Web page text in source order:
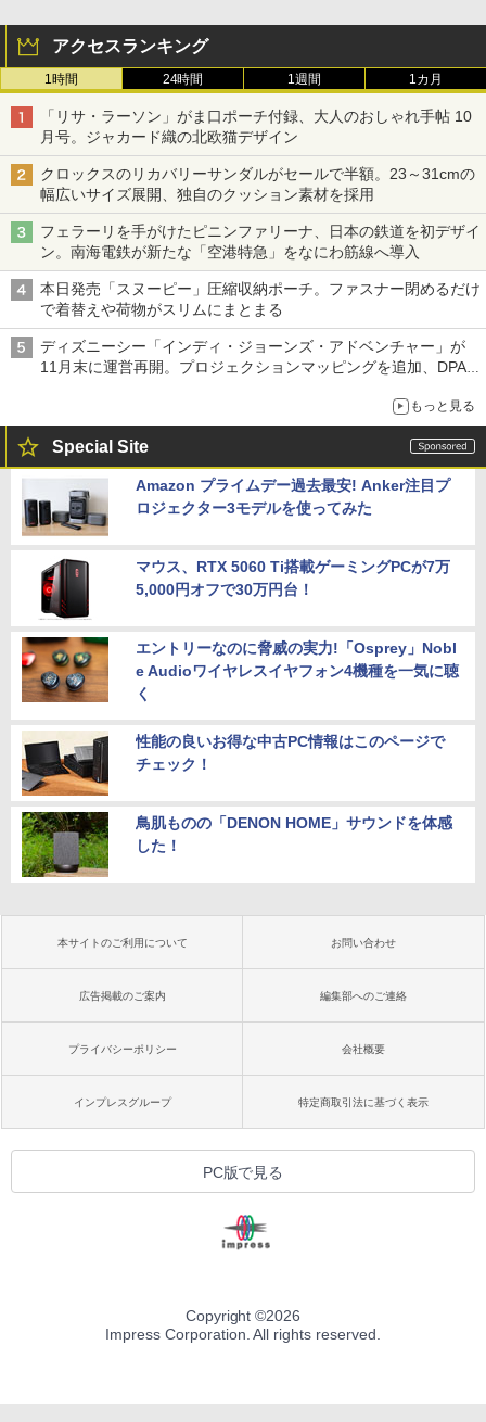
アクセスランキング
1時間 24時間 1週間 1カ月
「リサ・ラーソン」がま口ポーチ付録、大人のおしゃれ手帖 10
月号。ジャカード織の北欧猫デザイン
クロックスのリカバリーサンダルがセールで半額。23～31cmの
幅広いサイズ展開、独自のクッション素材を採用
フェラーリを手がけたピニンファリーナ、日本の鉄道を初デザイ
ン。南海電鉄が新たな「空港特急」をなにわ筋線へ導入
本日発売「スヌーピー」圧縮収納ポーチ。ファスナー閉めるだけ
で着替えや荷物がスリムにまとまる
ディズニーシー「インディ・ジョーンズ・アドベンチャー」が
11月末に運営再開。プロジェクションマッピングを追加、DPA
もっと見る
Special Site
Amazon プライムデー過去最安! Anker注目プ
ロジェクター3モデルを使ってみた
マウス、RTX 5060 Ti搭載ゲーミングPCが7万
5,000円オフで30万円台！
エントリーなのに脅威の実力!「Osprey」Nobl
e Audioワイヤレスイヤフォン4機種を一気に聴
く
性能の良いお得な中古PC情報はこのページで
チェック！
鳥肌ものの「DENON HOME」サウンドを体感
した！
本サイトのご利用について お問い合わせ
広告掲載のご案内 編集部へのご連絡
プライバシーポリシー 会社概要
インプレスグループ 特定商取引法に基づく表示
PC版で見る
Copyright ©2026
Impress Corporation. All rights reserved.